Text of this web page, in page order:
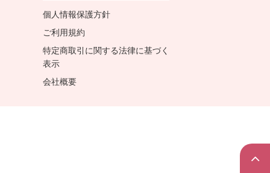
個人情報保護方針
ご利用規約
特定商取引に関する法律に基づく
表示
会社概要